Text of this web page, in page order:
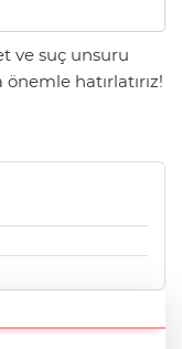
ve suç unsuru
hatırlatırız!